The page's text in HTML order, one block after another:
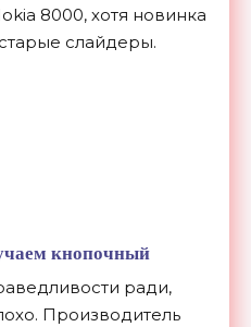
8000, хотя новинка
старые слайдеры.
кнопочный
ради,
Производитель